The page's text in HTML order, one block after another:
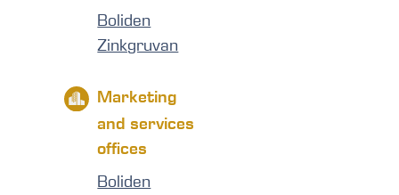
Boliden
Zinkgruvan
Marketing
and services
offices
Boliden